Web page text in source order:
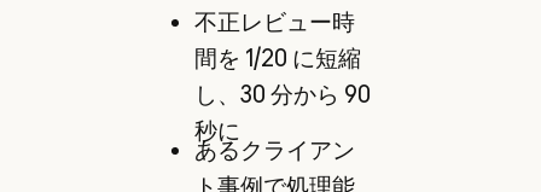
不正レビュー時
間を 1/20 に短縮
し、30 分から 90
秒に
あるクライアン
ト事例で処理能